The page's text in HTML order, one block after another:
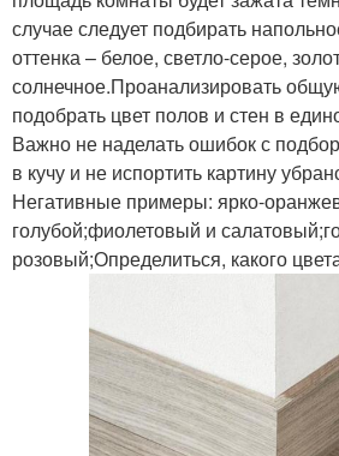
случае следует подбирать
оттенка – белое, светло-серое,
солнечное.Проанализировать
подобрать цвет полов и стен в
Важно не наделать ошибок с
в кучу и не испортить картину
Негативные примеры: ярко-
голубой;фиолетовый и
розовый;Определиться, какого